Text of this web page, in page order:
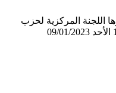
اللجنة المركزية لحزب